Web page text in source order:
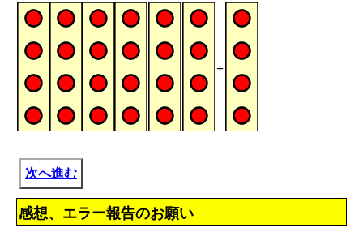
+
次へ進む
感想、エラー報告のお願い